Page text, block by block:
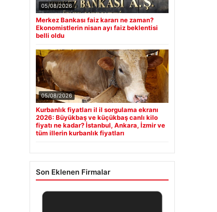
05/08/2026
Merkez Bankası faiz kararı ne zaman?
Ekonomistlerin nisan ayı faiz beklentisi
belli oldu
05/08/2026
Kurbanlık fiyatları il il sorgulama ekranı
2026: Büyükbaş ve küçükbaş canlı kilo
fiyatı ne kadar? İstanbul, Ankara, İzmir ve
tüm illerin kurbanlık fiyatları
Son Eklenen Firmalar